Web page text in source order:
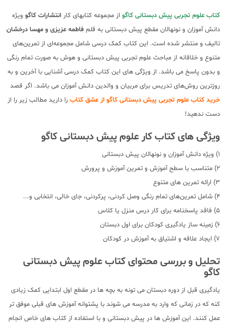
کتاب علوم تجربی پیش دبستانی کاگو از مجموعه کتابهای کار انتشارات کاگو ویژه
دانش آموزان و نونهالان مقطع پیش دبستانی به قلم فاطمه عزیزی و مهسا درخشان
تالیف و منتشر شده است. این کتاب کمک درسی شامل مجموعه‌ای از تمرین‌های
متنوع و خلاقانه از مباحث علوم تجربی پیش دبستانی و هوش به صورت تمام رنگی
و بدون پاسخ می باشد. از ویژگی های این کتاب کمک درسی آشنایی با آخرین و به
روزترین روش‌های تدریس برای مربیان و والدین دانش آموزان می باشد. اگر قصد
خرید کتاب علوم تجربی پیش دبستانی کاگو از عشق کتاب را دارید مطالب زیر را از
دست ندهید!
ویژگی های کتاب کار علوم پیش دبستانی کاگو
1) ویژه دانش آموزان و نونهالان پیش دبستانی
2) متناسب با سطح آموزش و تمرین آموزش و پرورش
3) ارائه تمرین های متنوع
4) شامل تمرین‌های تمام رنگی وصل کردنی، پرکردنی، جای خالی، انتخابی و...
5) فاقد پاسخنامه برای کار درس منزل یا کلاس
6) زمینه ساز یادگیری کودکان برای اول دبستان
7) ایجاد علاقه و اشتیاق به آموزش در کودکان
تحلیل و بررسی محتوای کتاب علوم پیش دبستانی
کاگو
یادگیری قبل از دوره دبستان می تونه به بچه ها در مقطع اول ابتدایی کمک زیادی
کنه که در زمانی که وارد به مدرسه می شوند با پشتوانه آموزش های قبلی موفق تر
عمل کنند. این آموزش ها در پیش دبستانی و با استفاده از کتاب های خاص انجام